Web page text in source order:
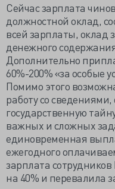
Сейчас зарплата
должностной оклад,
всей зарплаты, оклад
денежного
Дополнительно
60%-200% «за особые
Помимо этого
работу со
государственную
важных и сложных
единовременная
ежегодного
зарплата
на 40% и перевалила